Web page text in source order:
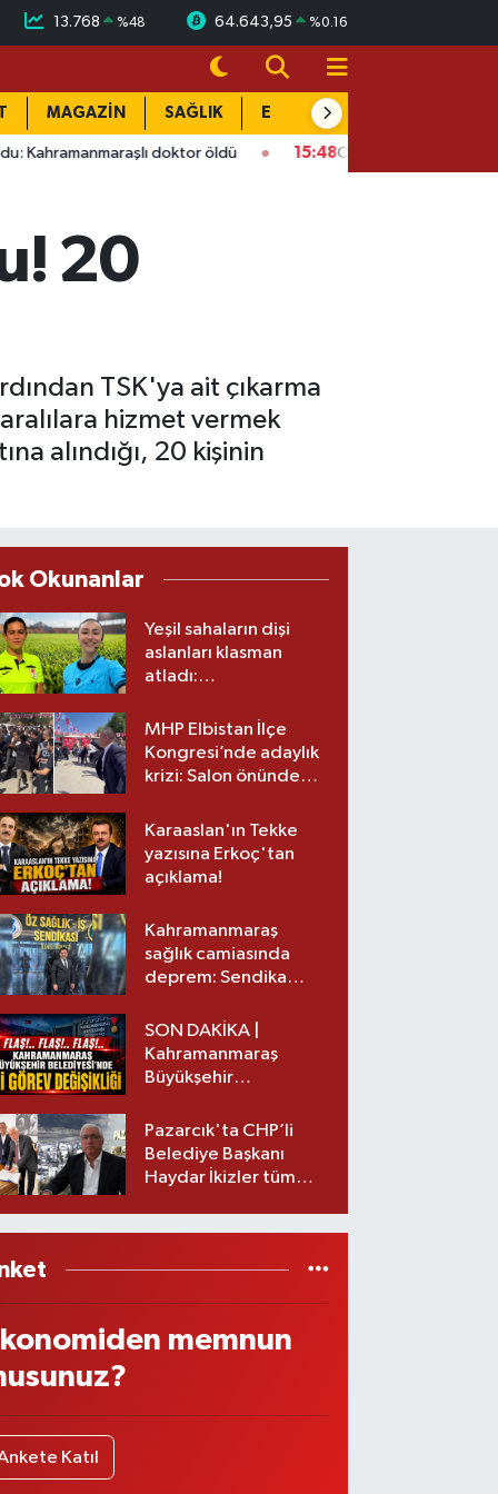
13.768 %48 64.643,95 %0.16
MAGAZİN SAĞLIK EĞİTİM
doktor öldü 15:48Onikişubat’ta ücretsiz üniversite
20
TSK'ya ait çıkarma
hizmet vermek
alındığı, 20 kişinin
Okunanlar
Yeşil sahaların dişi
aslanları klasman
atladı:
üst lige iki transfer!
MHP Elbistan İlçe
Kongresi’nde adaylık
krizi: Salon önünde
Karaaslan'ın Tekke
yazısına Erkoç'tan
açıklama!
Kahramanmaraş
sağlık camiasında
deprem: Sendika
SON DAKİKA |
Kahramanmaraş
Büyükşehir
görev değişikliği!
Pazarcık'ta CHP’li
Belediye Başkanı
Haydar İkizler tüm
memnun
Katıl